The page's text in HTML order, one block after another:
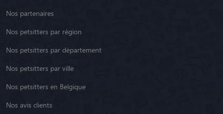
Nos partenaires
Nos petsitters par région
Nos petsitters par département
Nos petsitters par ville
Nos petsitters en Belgique
Nos avis clients